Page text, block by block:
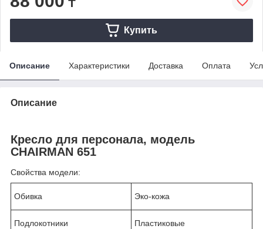
Купить
Описание Характеристики Доставка Оплата
Описание
Кресло для персонала, модель
CHAIRMAN 651
Свойства модели:
Обивка Эко-кожа
Подлокотники Пластиковые